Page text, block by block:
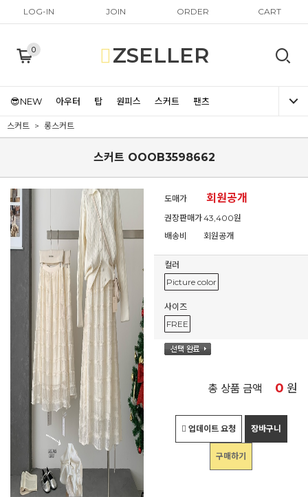
LOG-IN JOIN ORDER CART
0 ZSELLER
😎NEW 아우터 탑 원피스 스커트 팬츠
스커트 롱스커트
스커트 OOOB3598662
도매가 회원공개
권장판매가43,400원
배송비
회원공개
컬러
Picture color
사이즈
FREE
총 상품 금액 0 원
업데이트 요청 장바구니
구매하기